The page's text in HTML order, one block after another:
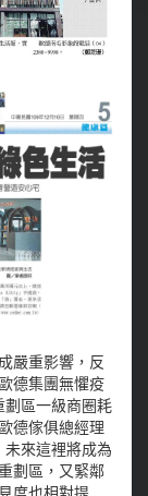
嚴重影響，反
德集團無懼疫
劃區一級商圈耗
德傢俱總經理
未來這裡將成為
劃區，又緊鄰